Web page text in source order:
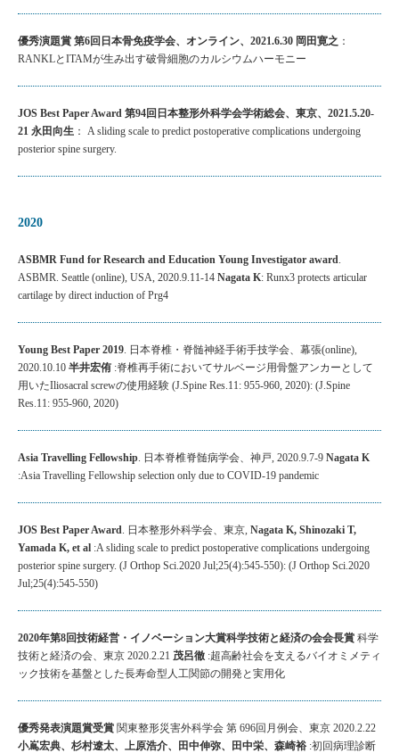
優秀演題賞 第6回日本骨免疫学会、オンライン、2021.6.30 岡田寛之 ：
RANKLとITAMが生み出す破骨細胞のカルシウムハーモニー
JOS Best Paper Award 第94回日本整形外科学会学術総会、東京、2021.5.20-
21 永田向生 ： A sliding scale to predict postoperative complications undergoing
posterior spine surgery.
2020
ASBMR Fund for Research and Education Young Investigator award.
ASBMR. Seattle (online), USA, 2020.9.11-14 Nagata K: Runx3 protects articular
cartilage by direct induction of Prg4
Young Best Paper 2019. 日本脊椎・脊髄神経手術手技学会、幕張(online),
2020.10.10 半井宏侑 :脊椎再手術においてサルベージ用骨盤アンカーとして
用いたIliosacral screwの使用経験 (J.Spine Res.11: 955-960, 2020): (J.Spine
Res.11: 955-960, 2020)
Asia Travelling Fellowship. 日本脊椎脊髄病学会、神戸, 2020.9.7-9 Nagata K
:Asia Travelling Fellowship selection only due to COVID-19 pandemic
JOS Best Paper Award. 日本整形外科学会、東京, Nagata K, Shinozaki T,
Yamada K, et al :A sliding scale to predict postoperative complications undergoing
posterior spine surgery. (J Orthop Sci.2020 Jul;25(4):545-550): (J Orthop Sci.2020
Jul;25(4):545-550)
2020年第8回技術経営・イノベーション大賞科学技術と経済の会会長賞 科学
技術と経済の会、東京 2020.2.21 茂呂徹 :超高齢社会を支えるバイオミメティ
ック技術を基盤とした長寿命型人工関節の開発と実用化
優秀発表演題賞受賞 関東整形災害外科学会 第 696回月例会、東京 2020.2.22
小嶌宏典、杉村遼太、上原浩介、田中伸弥、田中栄、森崎裕 :初回病理診断